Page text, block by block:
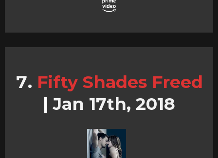
Fifty Shades Freed
| Jan 17th, 2018